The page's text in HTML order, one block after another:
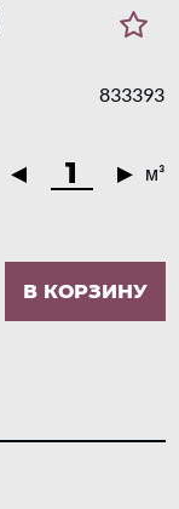
833393
м³
В КОРЗИНУ